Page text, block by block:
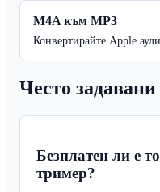
M4A към MP3
Конвертирайте Apple
Често
Безплатен ли е
тример?